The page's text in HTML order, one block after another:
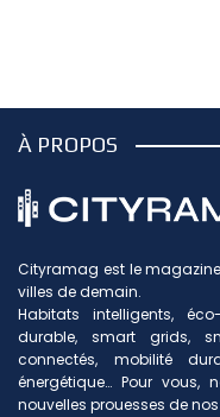
À PROPOS
Cityramag est le
villes de demain.
Habitats intelligents,
durable, smart grids,
connectés, mobilité
énergétique… Pour vous,
nouvelles prouesses de